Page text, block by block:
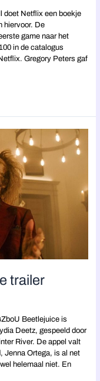
doet Netflix een boekje
hiervoor. De
game naar het
in de catalogus
Gregory Peters gaf
trailer
Beetlejuice is
Deetz, gespeeld door
River. De appel valt
Jenna Ortega, is al net
helemaal niet. En